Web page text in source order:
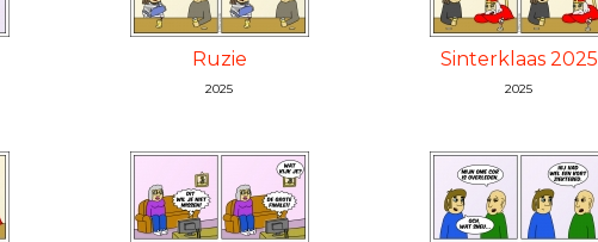
Ruzie
2025
Sinterklaas 2025
2025